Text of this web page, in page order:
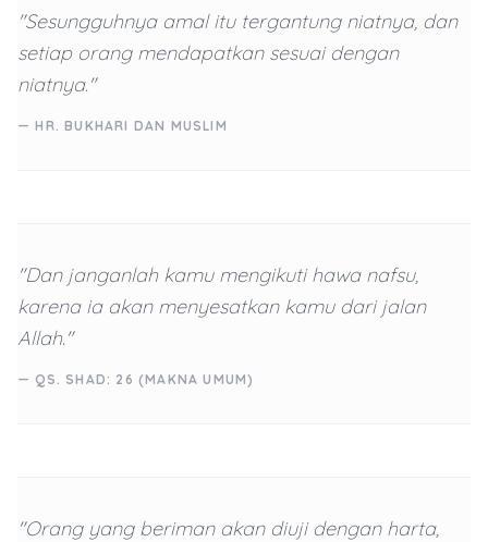
"Sesungguhnya amal itu tergantung niatnya, dan
setiap orang mendapatkan sesuai dengan
niatnya."
— HR. BUKHARI DAN MUSLIM
"Dan janganlah kamu mengikuti hawa nafsu,
karena ia akan menyesatkan kamu dari jalan
Allah."
— QS. SHAD: 26 (MAKNA UMUM)
"Orang yang beriman akan diuji dengan harta,